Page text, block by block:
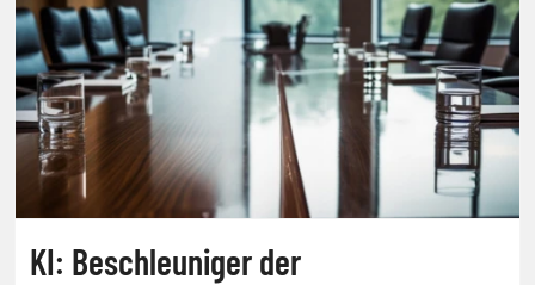
KI: Beschleuniger der